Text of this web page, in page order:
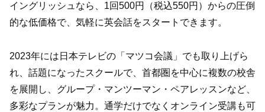
イングリッシュなら、1回500円（税込550円）からの圧倒
的な低価格で、気軽に英会話をスタートできます。
2023年には日本テレビの「マツコ会議」でも取り上げら
れ、話題になったスクールで、首都圏を中心に複数の校舎
を展開し、グループ・マンツーマン・ペアレッスンなど、
多彩なプランが魅力。通学だけでなくオンライン受講も可